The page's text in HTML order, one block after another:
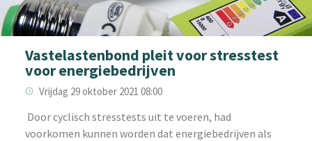
Vastelastenbond pleit voor stresstest
voor energiebedrijven
Vrijdag 29 oktober 2021 08:00
‌ Door cyclisch stresstests uit te voeren, had
voorkomen kunnen worden dat energiebedrijven als